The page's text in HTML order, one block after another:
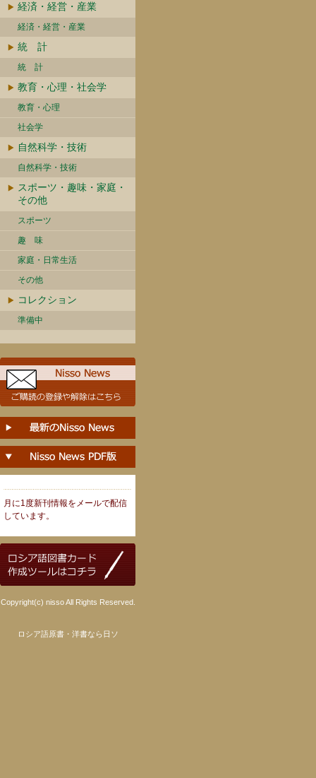
経済・経営・産業
経済・経営・産業
統 計
統 計
教育・心理・社会学
教育・心理
社会学
自然科学・技術
自然科学・技術
スポーツ・趣味・家庭・
その他
スポーツ
趣 味
家庭・日常生活
その他
コレクション
準備中
月に1度新刊情報をメールで配信
しています。
Copyright(c) nisso All Rights Reserved.
ロシア語原書・洋書なら日ソ